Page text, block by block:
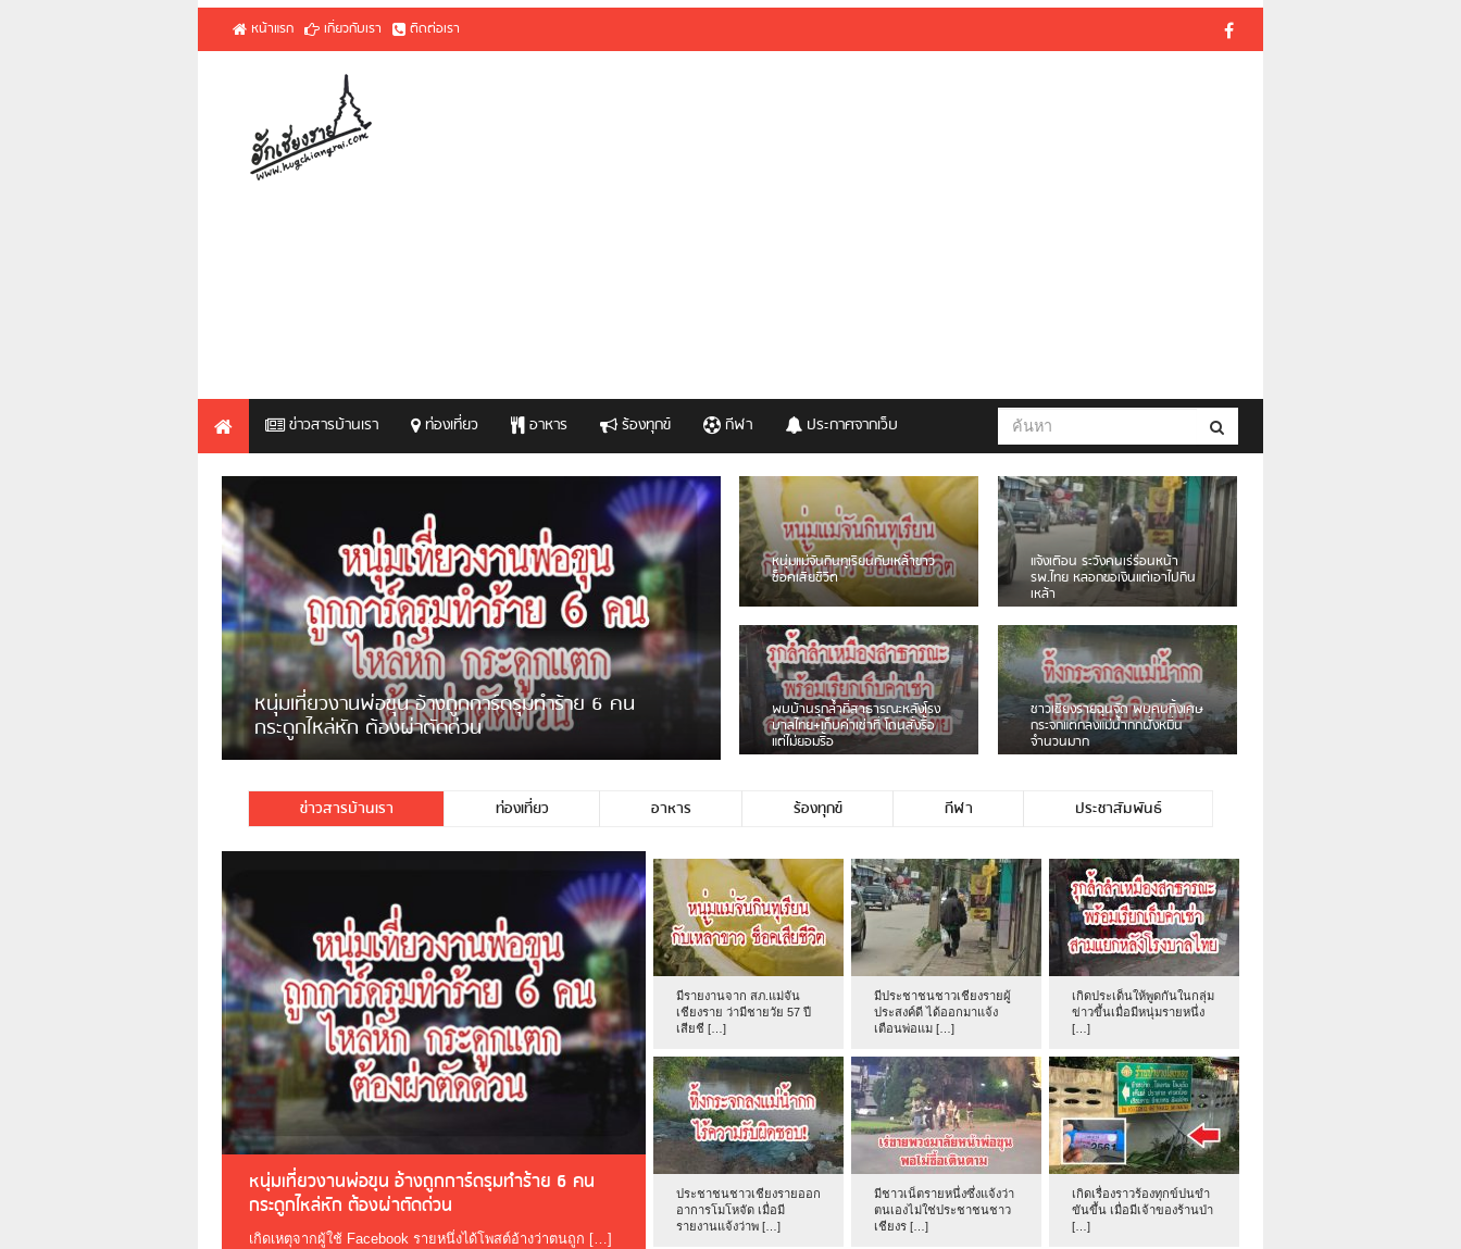
หน้าแรก เกี่ยวกับเรา ติดต่อเรา
ข่าวสารบ้านเรา ท่องเที่ยว อาหาร ร้องทุกข์ กีฬา ประกาศจากเว็บ
ชาวเน็ตสวดยับ! พบพม่าเร่ขายพวงมาลัยหน้าพ่อขุนฯ
พอไม่ซื้อเดินตาม
มีชาวเน็ตรายหนึ่งซึ่งแจ้งว่าตนเองไม่ใช่ประชาชนชาวเชียงร […]
ชาวเน็ตฮา! รถเครื่องแม่สายชน
ป้ายร้านโลงศพแล้วหนี พบเสาหัก
เบรคหัก หวิดได้ใช้บริการ
เดือนร้อน! ชาวเชียงรายบ่นรถ
Isuzu สีขาวซิ่งบายพาสเสียงดัง
สร้างความรำคาญ
หนุ่มเจียงฮายจ่ม พบถังน้ำดื่มตก
กลางถนน รถเครื่องหลบไม่ทันล้ม
บาดเจ็บ
ชาวผาลั้ง โวย ไร้หน่วยงานดูแล
ดินสไลด์ ต้องจัดการกันเอง
ข่าวสารบ้านเรา ท่องเที่ยว อาหาร ร้องทุกข์ กีฬา ประชาสัมพันธ์
หนุ่มเที่ยวงานพ่อขุน อ้างถูกการ์ดรุมทำร้าย 6 คน
กระดูกไหล่หัก ต้องผ่าตัดด่วน
เกิดเหตุจากผู้ใช้ Facebook รายหนึ่งได้โพสต์อ้างว่าตนถูก […]
มีรายงานจาก สภ.แม่จัน
เชียงราย ว่ามีชายวัย 57 ปี
เสียชี […]
มีประชาชนชาวเชียงรายผู้
ประสงค์ดี ได้ออกมาแจ้ง
เตือนพ่อแม […]
เกิดประเด็นให้พูดกันในกลุ่ม
ข่าวขึ้นเมื่อมีหนุ่มรายหนึ่ง
[…]
ประชาชนชาวเชียงรายออก
อาการโมโหจัด เมื่อมี
รายงานแจ้งว่าพ […]
มีชาวเน็ตรายหนึ่งซึ่งแจ้งว่า
ตนเองไม่ใช่ประชาชนชาว
เชียงร […]
เกิดเรื่องราวร้องทุกข์ปนขำ
ขันขึ้น เมื่อมีเจ้าของร้านป่า
[…]